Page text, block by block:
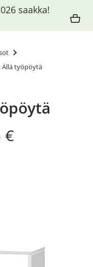
Ällä työpöytä
€
saakka!